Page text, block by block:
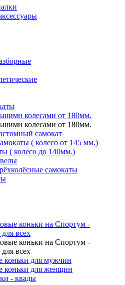
колесами от 180мм.
колесами от 180мм.
самокат
( колесо от 145 мм.)
( колесо до 140мм.)
самокаты
коньки на Спортум -
всех
коньки на Спортум -
всех
коньки для мужчин
коньки для женщин
- квады